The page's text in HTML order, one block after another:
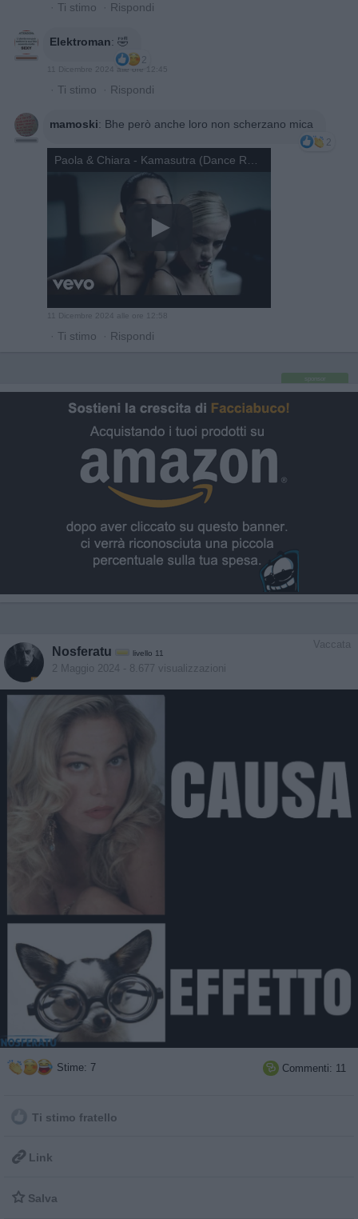
· Ti stimo · Rispondi
Elektroman: 🤣
2
11 Dicembre 2024 alle ore 12:45
· Ti stimo · Rispondi
mamoski: Bhe però anche loro non scherzano mica
2
11 Dicembre 2024 alle ore 12:58
· Ti stimo · Rispondi
Vaccata
Nosferatu livello 11
2 Maggio 2024 - 8.677 visualizzazioni
Stime: 7  Commenti: 11
Ti stimo fratello
 Link
 Salva